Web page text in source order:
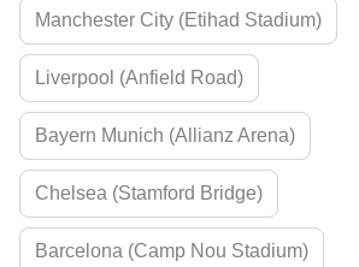
Manchester City (Etihad Stadium)
Liverpool (Anfield Road)
Bayern Munich (Allianz Arena)
Chelsea (Stamford Bridge)
Barcelona (Camp Nou Stadium)